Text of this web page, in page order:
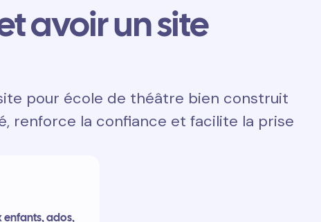
avoir un site
pour école de théâtre bien construit
renforce la confiance et facilite la prise
enfants, ados,